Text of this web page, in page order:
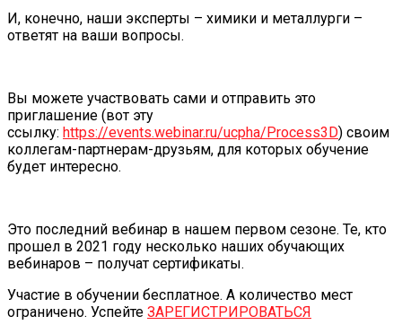
И, конечно, наши эксперты – химики и металлурги –
ответят на ваши вопросы.
Вы можете участвовать сами и отправить это
приглашение (вот эту
ссылку: https://events.webinar.ru/ucpha/Process3D) своим
коллегам-партнерам-друзьям, для которых обучение
будет интересно.
Это последний вебинар в нашем первом сезоне. Те, кто
прошел в 2021 году несколько наших обучающих
вебинаров – получат сертификаты.
Участие в обучении бесплатное. А количество мест
ограничено. Успейте ЗАРЕГИСТРИРОВАТЬСЯ